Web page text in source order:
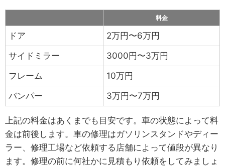
料金
ドア
2万円〜6万円
サイドミラー
3000円〜3万円
フレーム
10万円
バンパー
3万円〜7万円
上記の料金はあくまでも目安です。車の状態によって料
金は前後します。車の修理はガソリンスタンドやディー
ラー、修理工場など依頼する店舗によって値段が異なり
ます。修理の前に何社かに見積もり依頼をしてみましょ